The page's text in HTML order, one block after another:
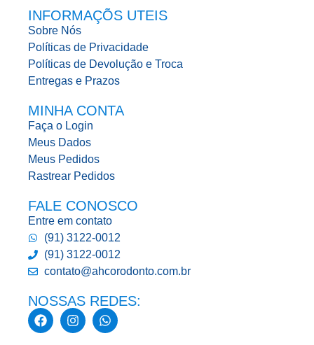
INFORMAÇÕS UTEIS
Sobre Nós
Políticas de Privacidade
Políticas de Devolução e Troca
Entregas e Prazos
MINHA CONTA
Faça o Login
Meus Dados
Meus Pedidos
Rastrear Pedidos
FALE CONOSCO
Entre em contato
(91) 3122-0012
(91) 3122-0012
contato@ahcorodonto.com.br
NOSSAS REDES: